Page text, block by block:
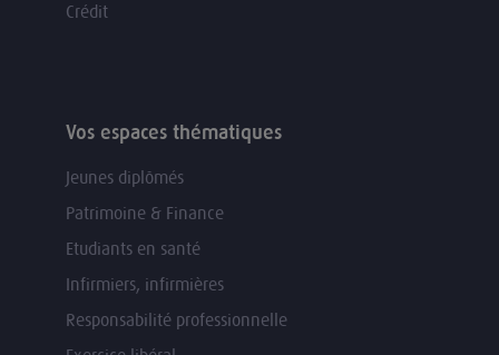
Crédit
Vos espaces thématiques
Jeunes diplômés
Patrimoine & Finance
Etudiants en santé
Infirmiers, infirmières
Responsabilité professionnelle